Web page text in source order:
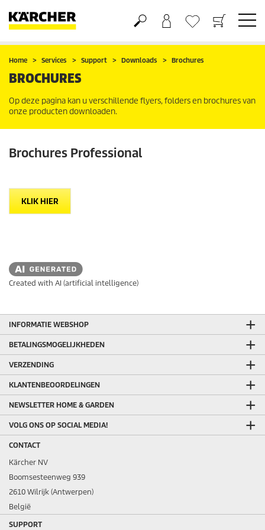
Boodschappenmandje
Verlanglijstje
Home Services Support Downloads Brochures
BROCHURES
Op deze pagina kan u verschillende flyers, folders en brochures van
onze producten downloaden.
Brochures Professional
KLIK HIER
Created with AI (artificial intelligence)
INFORMATIE WEBSHOP
BETALINGSMOGELIJKHEDEN
VERZENDING
KLANTENBEOORDELINGEN
NEWSLETTER HOME & GARDEN
VOLG ONS OP SOCIAL MEDIA!
CONTACT
Kärcher NV
Boomsesteenweg 939
2610 Wilrijk (Antwerpen)
België
SUPPORT